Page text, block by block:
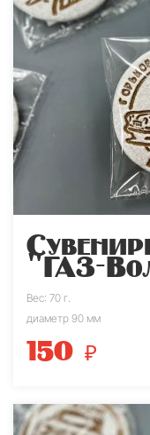
"ГАЗ-
Вес: 70 г.
диаметр 90 мм
150 ₽